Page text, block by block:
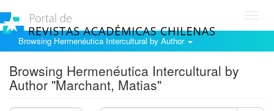
Browsing Hermenéutica Intercultural by Author
Browsing Hermenéutica Intercultural by
Author "Marchant, Matias"